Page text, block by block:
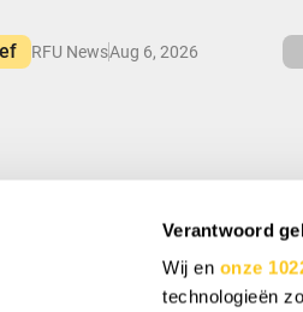
Verantwoord
Wij en onze
technologieën
RFU NewsAug 6, 2026
Meld je